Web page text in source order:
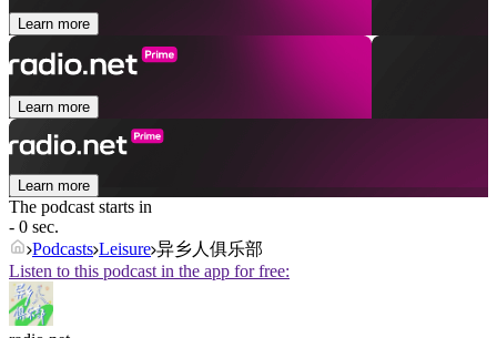
Learn more
Learn more
Learn more
The podcast starts in
- 0 sec.
Podcasts Leisure 异乡人俱乐部
Listen to this podcast in the app for free: